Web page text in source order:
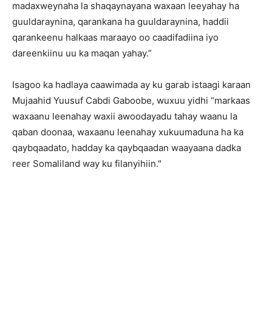
madaxweynaha la shaqaynayana waxaan leeyahay ha
guuldaraynina, qarankana ha guuldaraynina, haddii
qarankeenu halkaas maraayo oo caadifadiina iyo
dareenkiinu uu ka maqan yahay.”
Isagoo ka hadlaya caawimada ay ku garab istaagi karaan
Mujaahid Yuusuf Cabdi Gaboobe, wuxuu yidhi “markaas
waxaanu leenahay waxii awoodayadu tahay waanu la
qaban doonaa, waxaanu leenahay xukuumaduna ha ka
qaybqaadato, hadday ka qaybqaadan waayaana dadka
reer Somaliland way ku filanyihiin."